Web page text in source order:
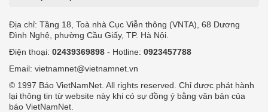
Địa chỉ: Tầng 18, Toà nhà Cục Viễn thông (VNTA), 68 Dương
Đình Nghệ, phường Cầu Giấy, TP. Hà Nội.
Điện thoại: 02439369898 - Hotline: 0923457788
Email: vietnamnet@vietnamnet.vn
© 1997 Báo VietNamNet. All rights reserved. Chỉ được phát hành
lại thông tin từ website này khi có sự đồng ý bằng văn bản của
báo VietNamNet.